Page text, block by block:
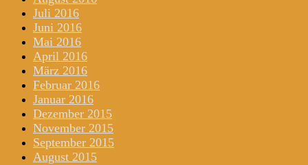
Juli 2016
Juni 2016
Mai 2016
April 2016
März 2016
Februar 2016
Januar 2016
Dezember 2015
November 2015
September 2015
August 2015